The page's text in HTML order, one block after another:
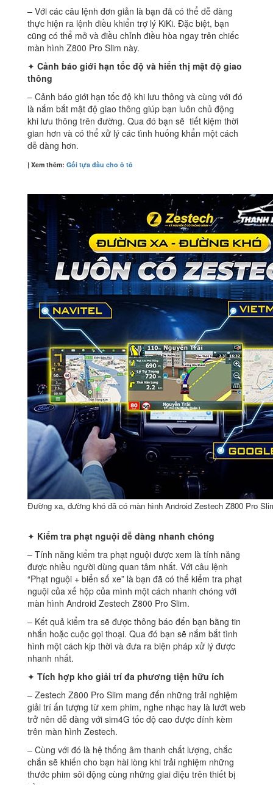
– Với các câu lệnh đơn giản là bạn đã có thể dễ dàng
thực hiện ra lệnh điều khiển trợ lý KiKi. Đặc biệt, bạn
cũng có thể mở và điều chỉnh điều hòa ngay trên chiếc
màn hình Z800 Pro Slim này.
✦ Cảnh báo giới hạn tốc độ và hiển thị mật độ giao
thông
– Cảnh báo giới hạn tốc độ khi lưu thông và cùng với đó
là nắm bắt mật độ giao thông giúp bạn luôn chủ động
khi lưu thông trên đường. Qua đó bạn sẽ tiết kiệm thời
gian hơn và có thể xử lý các tình huống khẩn một cách
dễ dàng hơn.
| Xem thêm: Gối tựa đầu cho ô tô
Đường xa, đường khó đã có màn hình Android Zestech Z800 Pro
✦ Kiểm tra phạt nguội dễ dàng nhanh chóng
– Tính năng kiểm tra phạt nguội được xem là tính năng
được nhiều người dùng quan tâm nhất. Với câu lệnh
“Phạt nguội + biển số xe” là bạn đã có thể kiểm tra phạt
nguội của xế hộp của mình một cách nhanh chóng với
màn hình Android Zestech Z800 Pro Slim.
– Kết quả kiểm tra sẽ được thông báo đến bạn bằng tin
nhắn hoặc cuộc gọi thoại. Qua đó bạn sẽ nắm bắt tình
hình một cách kịp thời và đưa ra biện pháp xử lý được
nhanh nhất.
✦ Tích hợp kho giải trí đa phương tiện hữu ích
– Zestech Z800 Pro Slim mang đến những trải nghiệm
giải trí ấn tượng từ xem phim, nghe nhạc hay là lướt web
trở nên dễ dàng với sim4G tốc độ cao được đính kèm
trên màn hình Zestech.
– Cùng với đó là hệ thống âm thanh chất lượng, chắc
chắn sẽ khiến cho bạn hài lòng khi trải nghiệm những
thước phim sôi động cùng những giai điệu trên thiết bị